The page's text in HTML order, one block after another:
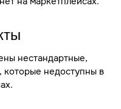
нестандартные,
которые недоступны в